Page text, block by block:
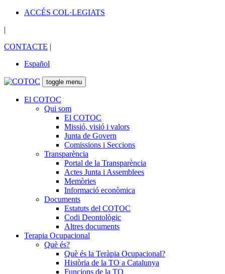
ACCÉS COL·LEGIATS
|
CONTACTE |
Español
toggle menu
El COTOC
Qui som
El COTOC
Missió, visió i valors
Junta de Govern
Comissions i Seccions
Transparència
Portal de la Transparència
Actes Junta i Assemblees
Memòries
Informació econòmica
Documents
Estatuts del COTOC
Codi Deontològic
Altres documents
Terapia Ocupacional
Què és?
Què és la Teràpia Ocupacional?
Història de la TO a Catalunya
Funcions de la TO